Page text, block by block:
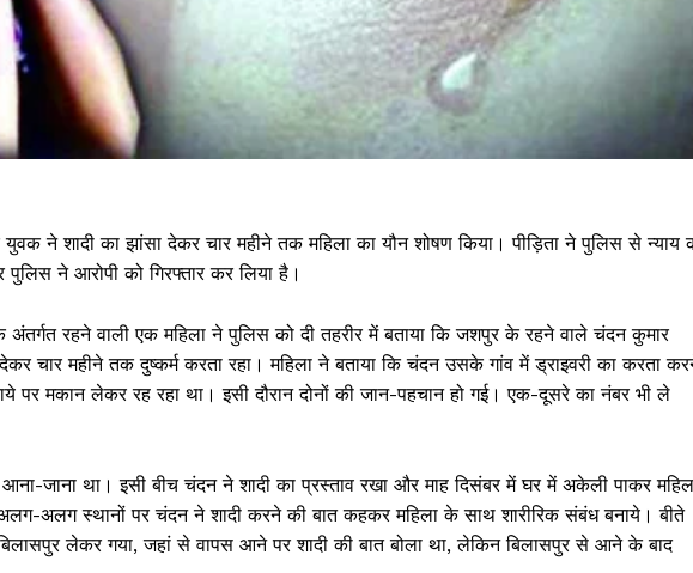
ने शादी का झांसा देकर चार महीने तक महिला का यौन शोषण किया। पीड़िता ने पुलिस से न्याय
ने आरोपी को गिरफ्तार कर लिया है।
रहने वाली एक महिला ने पुलिस को दी तहरीर में बताया कि जशपुर के रहने वाले चंदन कुमार
चार महीने तक दुष्कर्म करता रहा। महिला ने बताया कि चंदन उसके गांव में ड्राइवरी का करता
पर मकान लेकर रह रहा था। इसी दौरान दोनों की जान-पहचान हो गई। एक-दूसरे का नंबर भी ले
जाना था। इसी बीच चंदन ने शादी का प्रस्ताव रखा और माह दिसंबर में घर में अकेली पाकर
अलग स्थानों पर चंदन ने शादी करने की बात कहकर महिला के साथ शारीरिक संबंध बनाये। बीते
लेकर गया, जहां से वापस आने पर शादी की बात बोला था, लेकिन बिलासपुर से आने के बाद